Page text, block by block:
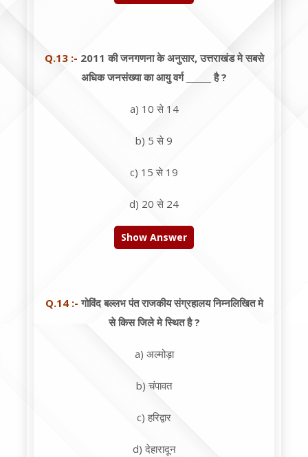
Q.13 :- 2011 की जनगणना के अनुसार, उत्तराखंड मे सबसे
अधिक जनसंख्या का आयु वर्ग ______ है ?
a) 10 से 14
b) 5 से 9
c) 15 से 19
d) 20 से 24
Show Answer
Q.14 :- गोविंद बल्लभ पंत राजकीय संग्रहालय निम्नलिखित मे
से किस जिले मे स्थित है ?
a) अल्मोड़ा
b) चंपावत
c) हरिद्वार
d) देहारादून